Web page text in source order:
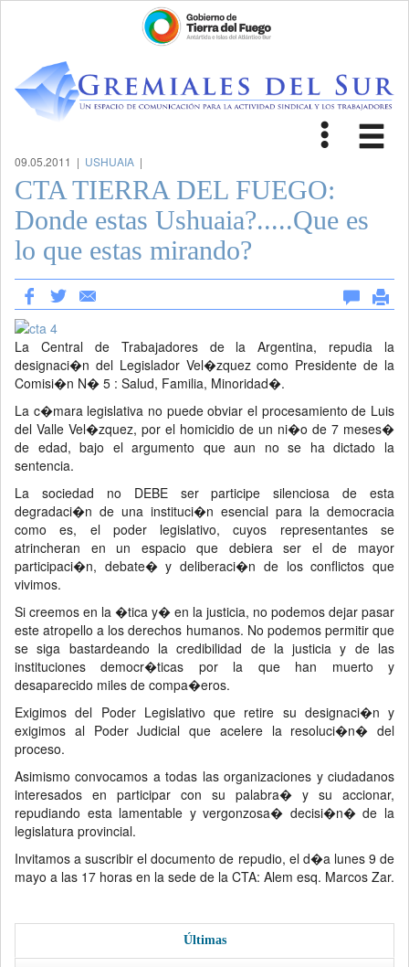
Toggle
09.05.2011 | USHUAIA |
CTA TIERRA DEL FUEGO:
Donde estas Ushuaia?.....Que es
lo que estas mirando?
La Central de Trabajadores de la Argentina, repudia la
designaci�n del Legislador Vel�zquez como Presidente de la
Comisi�n N� 5 : Salud, Familia, Minoridad�.
La c�mara legislativa no puede obviar el procesamiento de Luis
del Valle Vel�zquez, por el homicidio de un ni�o de 7 meses�
de edad, bajo el argumento que aun no se ha dictado la
sentencia.
La sociedad no DEBE ser participe silenciosa de esta
degradaci�n de una instituci�n esencial para la democracia
como es, el poder legislativo, cuyos representantes se
atrincheran en un espacio que debiera ser el de mayor
participaci�n, debate� y deliberaci�n de los conflictos que
vivimos.
Si creemos en la �tica y� en la justicia, no podemos dejar pasar
este atropello a los derechos humanos. No podemos permitir que
se siga bastardeando la credibilidad de la justicia y de las
instituciones democr�ticas por la que han muerto y
desaparecido miles de compa�eros.
Exigimos del Poder Legislativo que retire su designaci�n y
exigimos al Poder Judicial que acelere la resoluci�n� del
proceso.
Asimismo convocamos a todas las organizaciones y ciudadanos
interesados en participar con su palabra� y su accionar,
repudiando esta lamentable y vergonzosa� decisi�n� de la
legislatura provincial.
Invitamos a suscribir el documento de repudio, el d�a lunes 9 de
mayo a las 17 horas en la sede de la CTA: Alem esq. Marcos Zar.
Últimas